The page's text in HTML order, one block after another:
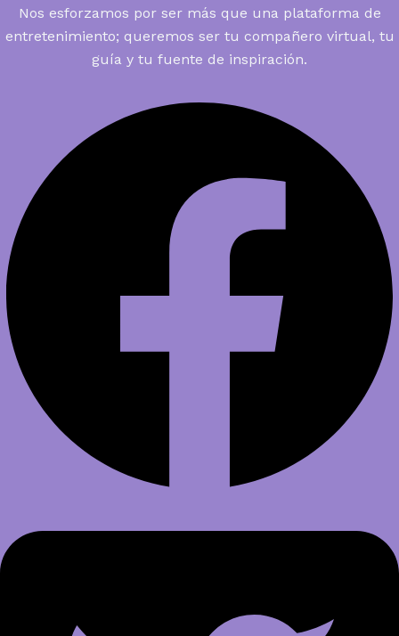
Nos esforzamos por ser más que una plataforma de
entretenimiento; queremos ser tu compañero virtual, tu
guía y tu fuente de inspiración.